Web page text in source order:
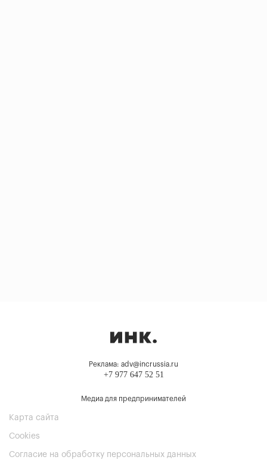
Реклама: adv@incrussia.ru
+7 977 647 52 51
Медиа для предпринимателей
Карта сайта
Cookies
Согласие на обработку персональных данных